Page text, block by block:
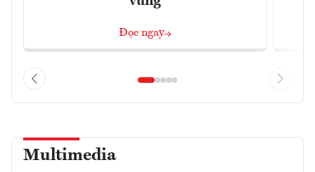
Đọc ngay
Multimedia